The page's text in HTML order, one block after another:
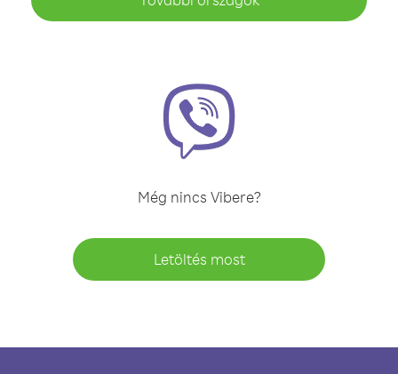
Még nincs Vibere?
Letöltés most